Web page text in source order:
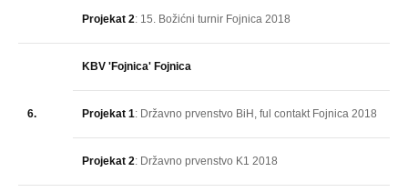
Projekat 2: 15. Božićni turnir Fojnica 2018
6.
KBV 'Fojnica' Fojnica
Projekat 1: Državno prvenstvo BiH, ful contakt Fojnica 2018
Projekat 2: Državno prvenstvo K1 2018